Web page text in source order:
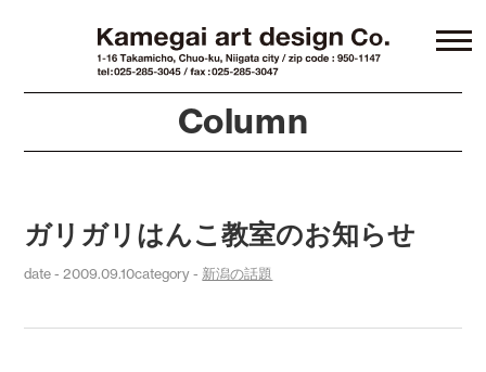
Column
ガリガリはんこ教室のお知らせ
date - 2009.09.10category - 新潟の話題